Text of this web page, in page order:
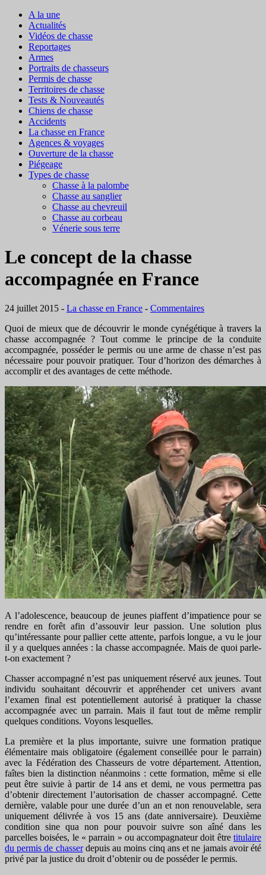
A la une
Actualités
Vidéos de chasse
Reportages
Armes
Portraits de chasseurs
Permis de chasse
Territoires de chasse
Tests & Nouveautés
Chiens de chasse
Accidents
La chasse en France
Agences & voyages
Ouverture de la chasse
Piégeage
Types de chasse
Chasse à la palombe
Chasse au sanglier
Chasse au chevreuil
Chasse au corbeau
Vénerie sous terre
Le concept de la chasse
accompagnée en France
24 juillet 2015 - La chasse en France - Commentaires
Quoi de mieux que de découvrir le monde cynégétique à travers la
chasse accompagnée ? Tout comme le principe de la conduite
accompagnée, posséder le permis ou une arme de chasse n’est pas
nécessaire pour pouvoir pratiquer. Tour d’horizon des démarches à
accomplir et des avantages de cette méthode.
A l’adolescence, beaucoup de jeunes piaffent d’impatience pour se
rendre en forêt afin d’assouvir leur passion. Une solution plus
qu’intéressante pour pallier cette attente, parfois longue, a vu le jour
il y a quelques années : la chasse accompagnée. Mais de quoi parle-
t-on exactement ?
Chasser accompagné n’est pas uniquement réservé aux jeunes. Tout
individu souhaitant découvrir et appréhender cet univers avant
l’examen final est potentiellement autorisé à pratiquer la chasse
accompagnée avec un parrain. Mais il faut tout de même remplir
quelques conditions. Voyons lesquelles.
La première et la plus importante, suivre une formation pratique
élémentaire mais obligatoire (également conseillée pour le parrain)
avec la Fédération des Chasseurs de votre département. Attention,
faîtes bien la distinction néanmoins : cette formation, même si elle
peut être suivie à partir de 14 ans et demi, ne vous permettra pas
d’obtenir directement l’autorisation de chasser accompagné. Cette
dernière, valable pour une durée d’un an et non renouvelable, sera
uniquement délivrée à vos 15 ans (date anniversaire). Deuxième
condition sine qua non pour pouvoir suivre son aîné dans les
parcelles boisées, le « parrain » ou accompagnateur doit être titulaire
du permis de chasserdepuis au moins cinq ans et ne jamais avoir été
privé par la justice du droit d’obtenir ou de posséder le permis.